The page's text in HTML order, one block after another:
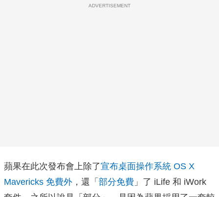
ADVERTISEMENT
蘋果在此次發布會上除了宣布桌面操作系統 OS X
Mavericks 免費外 ，還「 部分免費 」了 iLife 和 iWork